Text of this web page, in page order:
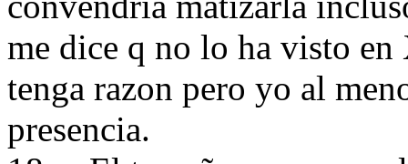
me dice q no lo ha visto en
tenga razon pero yo al
presencia.